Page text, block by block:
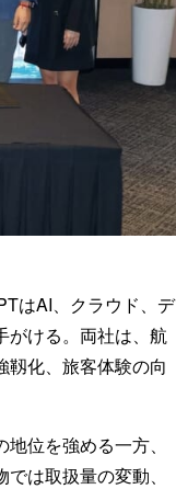
はAI、クラウド、デ
がける。両社は、航
靱化、旅客体験の向
位を強める一方、
は取扱量の変動、